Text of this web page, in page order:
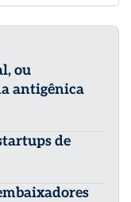
além de ter
de conduta e
sua história, a
sua estrutura
e
educação,
ou
antigênica
de